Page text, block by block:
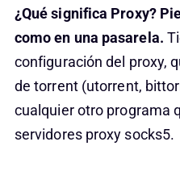
¿Qué significa Proxy?
como en una pasarela.
configuración del proxy,
de torrent (utorrent,
cualquier otro programa
servidores proxy socks5.